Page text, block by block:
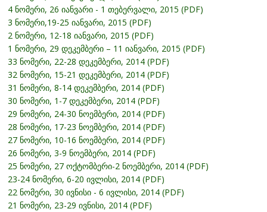
4 ნომერი, 26 იანვარი - 1 თებერვალი, 2015 (PDF)
3 ნომერი,19-25 იანვარი, 2015 (PDF)
2 ნომერი, 12-18 იანვარი, 2015 (PDF)
1 ნომერი, 29 დეკემბერი – 11 იანვარი, 2015 (PDF)
33 ნომერი, 22-28 დეკემბერი, 2014 (PDF)
32 ნომერი, 15-21 დეკემბერი, 2014 (PDF)
31 ნომერი, 8-14 დეკემბერი, 2014 (PDF)
30 ნომერი, 1-7 დეკემბერი, 2014 (PDF)
29 ნომერი, 24-30 ნოემბერი, 2014 (PDF)
28 ნომერი, 17-23 ნოემბერი, 2014 (PDF)
27 ნომერი, 10-16 ნოემბერი, 2014 (PDF)
26 ნომერი, 3-9 ნოემბერი, 2014 (PDF)
25 ნომერი, 27 ოქტომბერი-2 ნოემბერი, 2014 (PDF)
23-24 ნომერი, 6-20 ივლისი, 2014 (PDF)
22 ნომერი, 30 ივნისი - 6 ივლისი, 2014 (PDF)
21 ნომერი, 23-29 ივნისი, 2014 (PDF)